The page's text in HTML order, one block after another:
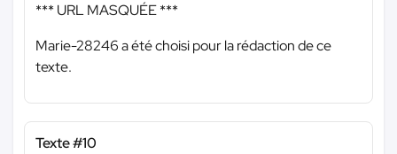
*** URL MASQUÉE ***
Marie-28246 a été choisi pour la rédaction de ce
texte.
Texte #10